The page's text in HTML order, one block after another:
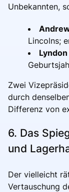
Unbekannten,
Lincolns;
Zwei
durch
Differenz von
6. Das
und
Der vielleicht
Vertauschung